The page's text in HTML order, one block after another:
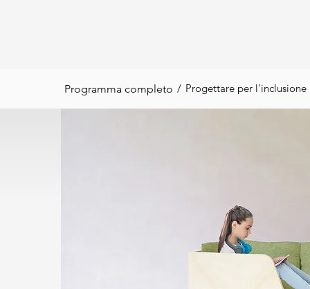
Programma completo Progettare per l'inclusione
/